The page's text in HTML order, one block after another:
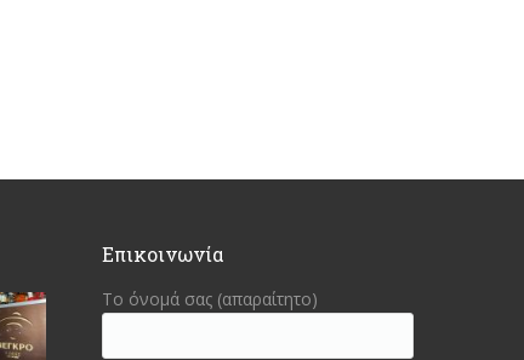
Επικοινωνία
Το όνομά σας (απαραίτητο)